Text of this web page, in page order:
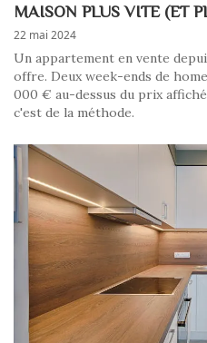
MAISON PLUS VITE (ET
22 mai 2024
Un appartement en vente
offre. Deux week-ends de
000 € au-dessus du prix
c'est de la méthode.